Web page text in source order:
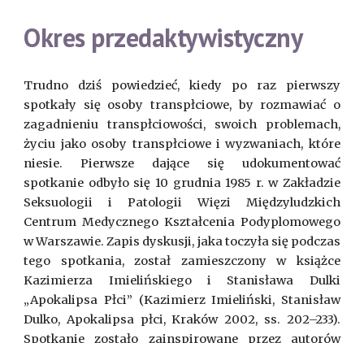
Okres przedaktywistyczny
Trudno dziś powiedzieć, kiedy po raz pierwszy
spotkały się osoby transpłciowe, by rozmawiać o
zagadnieniu transpłciowości, swoich problemach,
życiu jako osoby transpłciowe i wyzwaniach, które
niesie. Pierwsze dające się udokumentować
spotkanie odbyło się 10 grudnia 1985 r. w Zakładzie
Seksuologii i Patologii Więzi Międzyludzkich
Centrum Medycznego Kształcenia Podyplomowego
w Warszawie. Zapis dyskusji, jaka toczyła się podczas
tego spotkania, został zamieszczony w książce
Kazimierza Imielińskiego i Stanisława Dulki
„Apokalipsa Płci” (Kazimierz Imieliński, Stanisław
Dulko, Apokalipsa płci, Kraków 2002, ss. 202–233).
Spotkanie zostało zainspirowane przez autorów